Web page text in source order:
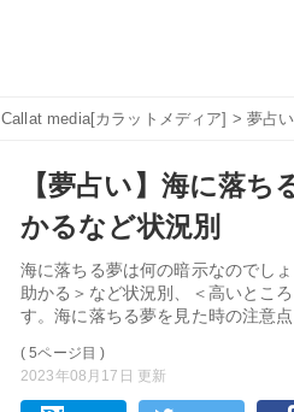
Callat media[カラットメディア] >夢占い
【夢占い】海に落
かるなど状況別
海に落ちる夢は何の暗示なのでし
助かる＞など状況別、＜高いとこ
す。海に落ちる夢を見た時の注意
( 5ページ目 )
2023年08月17日 更新